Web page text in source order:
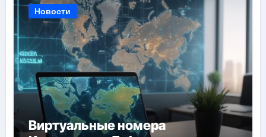
Новости
Виртуальные номера